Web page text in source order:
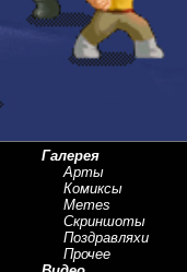
Галерея
Арты
Комиксы
Memes
Скриншоты
Поздравляхи
Прочее